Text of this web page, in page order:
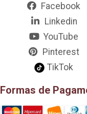
Facebook
Linkedin
YouTube
Pinterest
TikTok
Formas de